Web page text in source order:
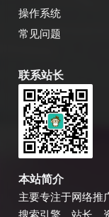
操作系统
常见问题
联系站长
本站简介
主要专注于网络推
搜索引擎、站长、